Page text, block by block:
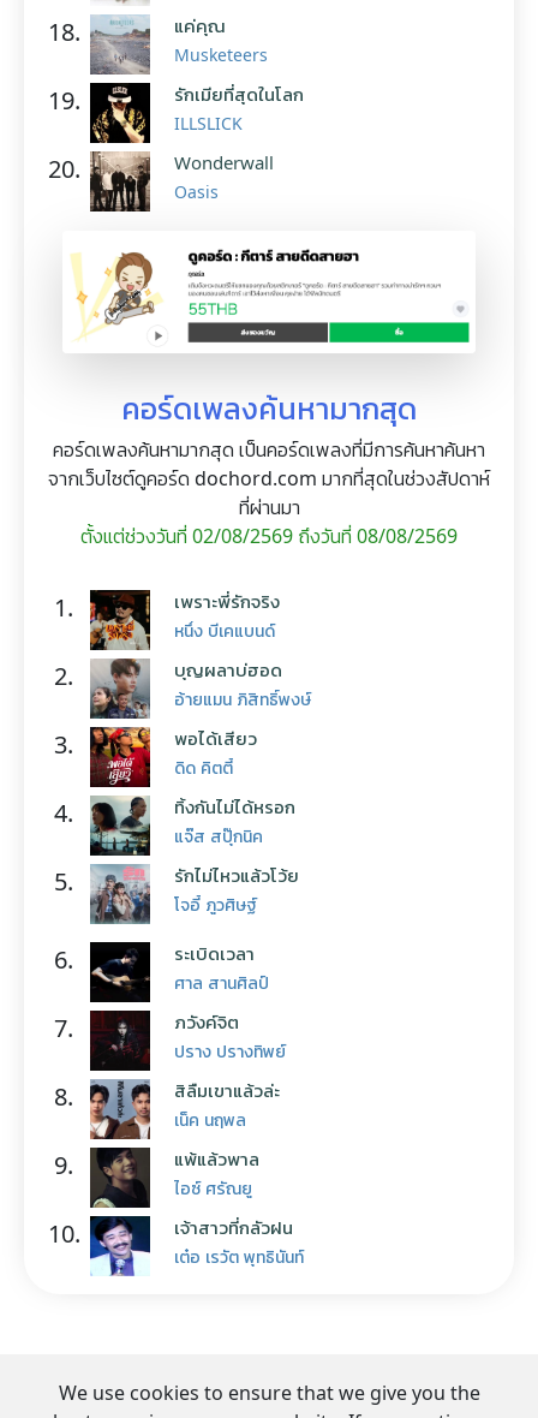
18. แค่คุณ
Musketeers
19. รักเมียที่สุดในโลก
ILLSLICK
20. Wonderwall
Oasis
คอร์ดเพลงค้นหามากสุด
คอร์ดเพลงค้นหามากสุด เป็นคอร์ดเพลงที่มีการค้นหาค้นหา
จากเว็บไซต์ดูคอร์ด dochord.com มากที่สุดในช่วงสัปดาห์
ที่ผ่านมา
ตั้งแต่ช่วงวันที่ 02/08/2569 ถึงวันที่ 08/08/2569
1. เพราะพี่รักจริง
หนึ่ง บีเคแบนด์
2. บุญผลาบ่ฮอด
อ้ายแมน ภิสิทธิ์พงษ์
3. พอได้เสียว
ดิด คิตตี้
4. ทิ้งกันไม่ได้หรอก
แจ๊ส สปุ๊กนิค
5. รักไม่ไหวแล้วโว้ย
โจอี้ ภูวศิษฐ์
6. ระเบิดเวลา
ศาล สานศิลป์
7. ภวังค์จิต
ปราง ปรางทิพย์
8. สิลืมเขาแล้วล่ะ
เน็ค นฤพล
9. แพ้แล้วพาล
ไอซ์ ศรัณยู
10. เจ้าสาวที่กลัวฝน
เต๋อ เรวัต พุทธินันท์
We use cookies to ensure that we give you the